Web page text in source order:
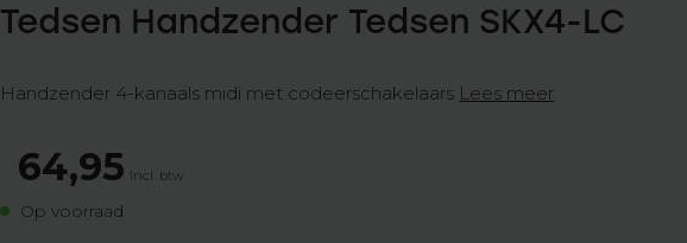
Tedsen Handzender Tedsen SKX4-LC
Handzender 4-kanaals midi met codeerschakelaars Lees meer.
64,95 Incl. btw
Op voorraad